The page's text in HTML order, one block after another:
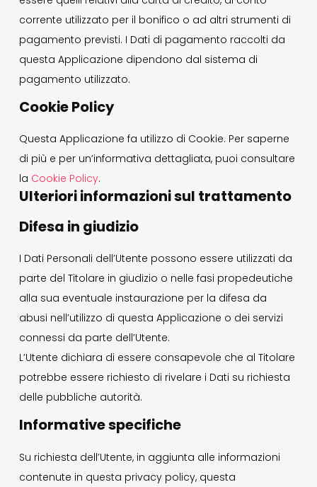
corrente utilizzato per il bonifico o ad altri strumenti di
pagamento previsti. I Dati di pagamento raccolti da
questa Applicazione dipendono dal sistema di
pagamento utilizzato.
Cookie Policy
Questa Applicazione fa utilizzo di Cookie. Per saperne
di più e per un’informativa dettagliata, puoi consultare
la Cookie Policy.
Ulteriori informazioni sul trattamento
Difesa in giudizio
I Dati Personali dell’Utente possono essere utilizzati da
parte del Titolare in giudizio o nelle fasi propedeutiche
alla sua eventuale instaurazione per la difesa da
abusi nell’utilizzo di questa Applicazione o dei servizi
connessi da parte dell’Utente.
L’Utente dichiara di essere consapevole che al Titolare
potrebbe essere richiesto di rivelare i Dati su richiesta
delle pubbliche autorità.
Informative specifiche
Su richiesta dell’Utente, in aggiunta alle informazioni
contenute in questa privacy policy, questa